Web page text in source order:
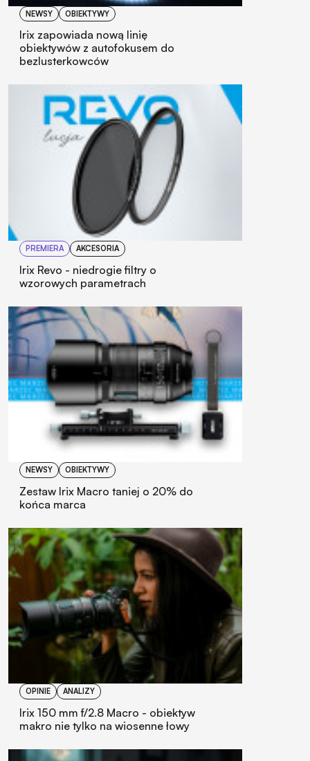
NEWSY OBIEKTYWY
Irix zapowiada nową linię
obiektywów z autofokusem do
bezlusterkowców
PREMIERA AKCESORIA
Irix Revo - niedrogie filtry o
wzorowych parametrach
NEWSY OBIEKTYWY
Zestaw Irix Macro taniej o 20% do
końca marca
OPINIE ANALIZY
Irix 150 mm f/2.8 Macro - obiektyw
makro nie tylko na wiosenne łowy